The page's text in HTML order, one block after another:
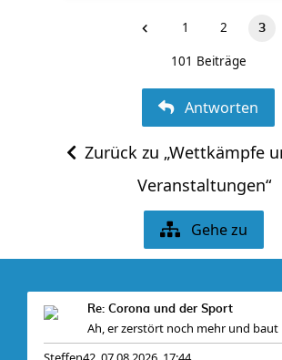
1 2 3
101 Beiträge
Antworten
Zurück zu „Wettkämpfe
Veranstaltungen“
Gehe zu
Re: Corona und der Sport
Ah, er zerstört noch mehr und